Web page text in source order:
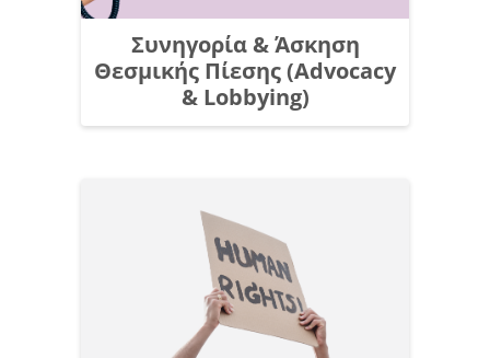
Συνηγορία & Άσκηση
Θεσμικής Πίεσης (Advocacy
& Lobbying)